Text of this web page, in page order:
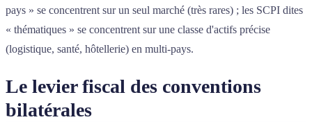
pays » se concentrent sur un seul marché (très rares) ; les SCPI dites
« thématiques » se concentrent sur une classe d'actifs précise
(logistique, santé, hôtellerie) en multi-pays.
Le levier fiscal des conventions
bilatérales